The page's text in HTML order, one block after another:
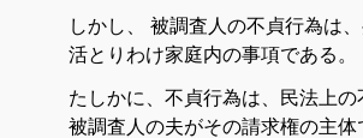
しかし 被調査 人 の不貞行為は
活とりわけ家庭内の事項である 。
たしかに 不貞行為は 民法 上の
被調査 人 の夫がその請求権の主体